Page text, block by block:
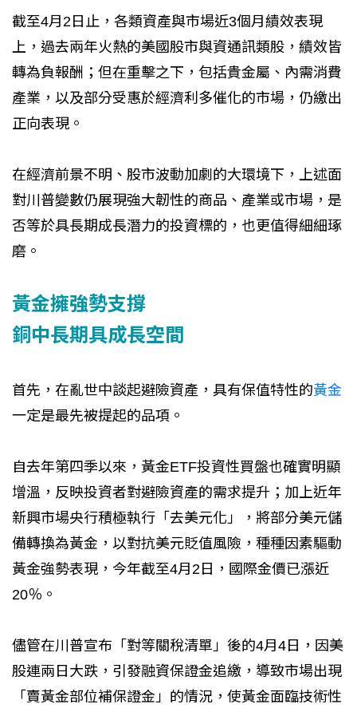
截至4月2日止，各類資產與市場近3個月績效表現
上，過去兩年火熱的美國股市與資通訊類股，績效皆
轉為負報酬；但在重擊之下，包括貴金屬、內需消費
產業，以及部分受惠於經濟利多催化的市場，仍繳出
正向表現。
在經濟前景不明、股市波動加劇的大環境下，上述面
對川普變數仍展現強大韌性的商品、產業或市場，是
否等於具長期成長潛力的投資標的，也更值得細細琢
磨。
黃金擁強勢支撐
銅中長期具成長空間
首先，在亂世中談起避險資產，具有保值特性的黃金
一定是最先被提起的品項。
自去年第四季以來，黃金ETF投資性買盤也確實明顯
增溫，反映投資者對避險資產的需求提升；加上近年
新興市場央行積極執行「去美元化」，將部分美元儲
備轉換為黃金，以對抗美元貶值風險，種種因素驅動
黃金強勢表現，今年截至4月2日，國際金價已漲近
20％。
儘管在川普宣布「對等關稅清單」後的4月4日，因美
股連兩日大跌，引發融資保證金追繳，導致市場出現
「賣黃金部位補保證金」的情況，使黃金面臨技術性